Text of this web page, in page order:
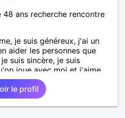
ans recherche rencontre
je suis généreux, j'ai un
aider les personnes que
suis sincère, je suis
joue avec moi et j'aime
cherche une relation
le profil